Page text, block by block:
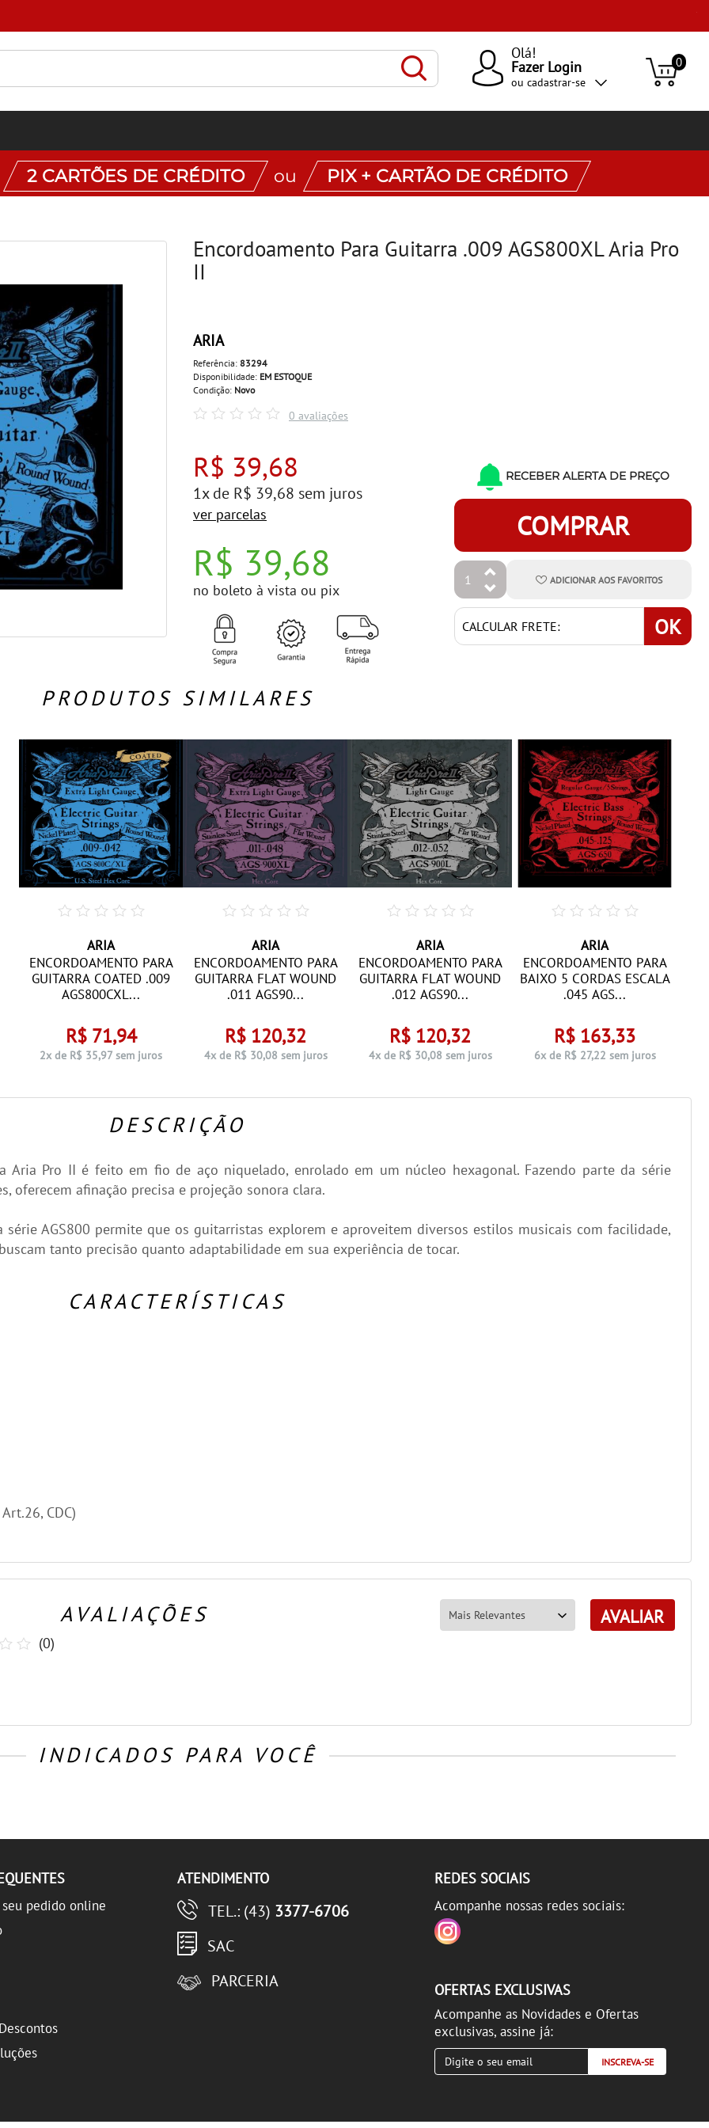
Olá!
Fazer Login
ou cadastrar-se
0
2 CARTÕES DE CRÉDITO ou PIX + CARTÃO DE CRÉDITO
Encordoamento Para Guitarra .009 AGS800XL Aria Pro
II
ARIA
Referência: 83294
Disponibilidade: EM ESTOQUE
Condição: Novo
0 avaliações
R$ 39,68
1x de R$ 39,68 sem juros
ver parcelas
R$ 39,68
no boleto à vista ou pix
RECEBER ALERTA DE PREÇO
COMPRAR
ADICIONAR AOSFAVORITOS
OK
PRODUTOS SIMILARES
ARIA
ENCORDOAMENTO PARA
GUITARRA COATED .009
AGS800CXL...
R$ 71,94
2x de R$ 35,97 sem juros
ARIA
ENCORDOAMENTO PARA
GUITARRA FLAT WOUND
.011 AGS90...
R$ 120,32
4x de R$ 30,08 sem juros
ARIA
ENCORDOAMENTO PARA
GUITARRA FLAT WOUND
.012 AGS90...
R$ 120,32
4x de R$ 30,08 sem juros
ARIA
ENCORDOAMENTO PARA
BAIXO 5 CORDAS ESCALA
.045 AGS...
R$ 163,33
6x de R$ 27,22 sem juros
DESCRIÇÃO
Aria Pro II é feito em fio de aço niquelado, enrolado em um núcleo hexagonal. Fazendo parte da série
oferecem afinação precisa e projeção sonora clara.
série AGS800 permite que os guitarristas explorem e aproveitem diversos estilos musicais com facilidade,
tanto precisão quanto adaptabilidade em sua experiência de tocar.
CARACTERÍSTICAS
CDC)
AVALIAÇÕES AVALIAR
(0)
INDICADOS PARA VOCÊ
pedido online
ATENDIMENTO
TEL.: (43) 3377-6706
SAC
PARCERIA
REDES SOCIAIS
Acompanhe nossas redes sociais:
OFERTAS EXCLUSIVAS
Acompanhe as Novidades e Ofertas
exclusivas, assine já:
INSCREVA-SE